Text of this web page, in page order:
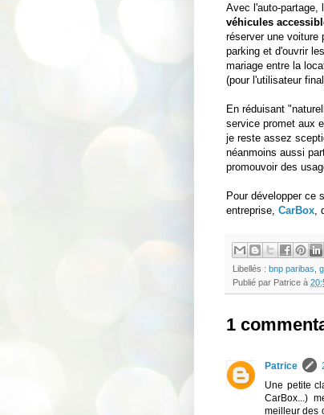
Avec l'auto-partage,
véhicules
réserver une voiture
parking et d'ouvrir
mariage entre la
(pour l'utilisateur
En réduisant
service promet aux
je reste assez
néanmoins aussi
promouvoir des
Pour développer ce
entreprise, CarBox,
Libellés : bnp paribas,
Publié par Patrice à
1
Patrice
Une petite
CarBox...)
meilleur des